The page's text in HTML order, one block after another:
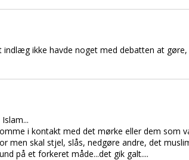
ikke havde noget med debatten at
i kontakt med det mørke eller dem som
men skal stjel, slås, nedgøre andre, det
på et forkeret måde...det gik galt....